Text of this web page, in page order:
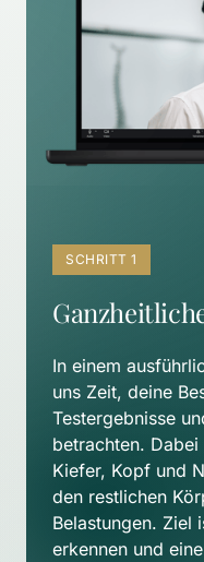
SCHRITT 1
In einem
uns Zeit, deine
Testergebnisse
betrachten.
Kiefer, Kopf und
den restlichen
Belastungen. Ziel
erkennen und